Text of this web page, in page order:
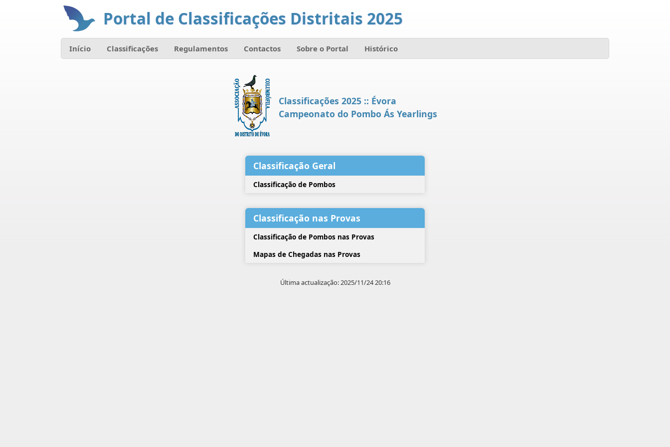
Portal de Classificações Distritais 2025
Início Classificações Regulamentos Contactos Sobre o Portal Histórico
Classificações 2025 :: Évora
Campeonato do Pombo Ás Yearlings
Classificação Geral
Classificação de Pombos
Classificação nas Provas
Classificação de Pombos nas Provas
Mapas de Chegadas nas Provas
Última actualização: 2025/11/24 20:16